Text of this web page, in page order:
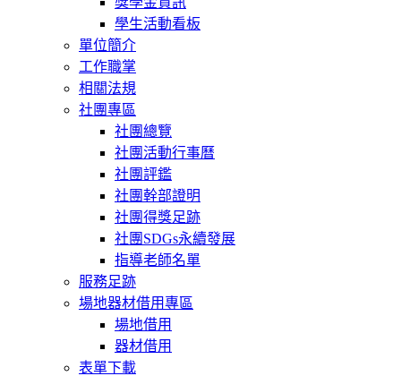
學生活動看板
單位簡介
工作職掌
相關法規
社團專區
社團總覽
社團活動行事曆
社團評鑑
社團幹部證明
社團得獎足跡
社團SDGs永續發展
指導老師名單
服務足跡
場地器材借用專區
場地借用
器材借用
表單下載